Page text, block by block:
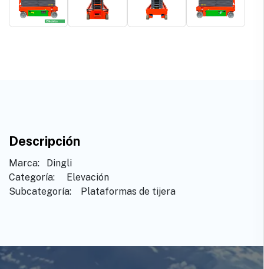
Descripción
Marca: ​ ​Dingli
Categoría: ​ ​Elevación
Subcategoría: ​ ​Plataformas de tijera